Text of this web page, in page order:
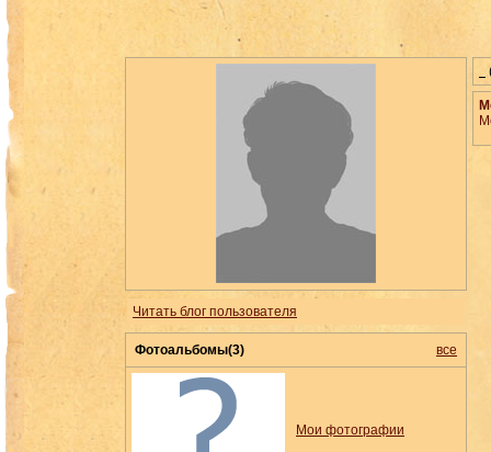
Читать блог пользователя
Фотоальбомы(3) все
Мои фотографии